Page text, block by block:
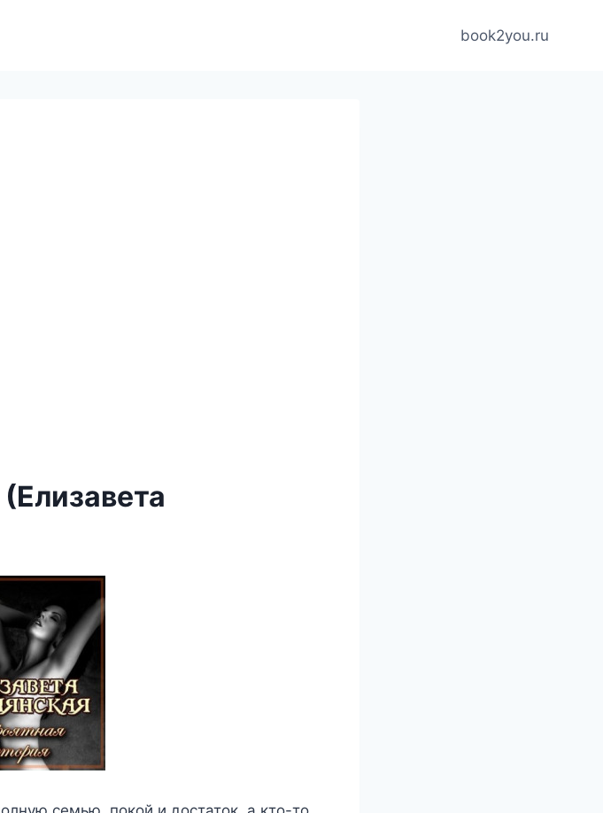
book2you.ru